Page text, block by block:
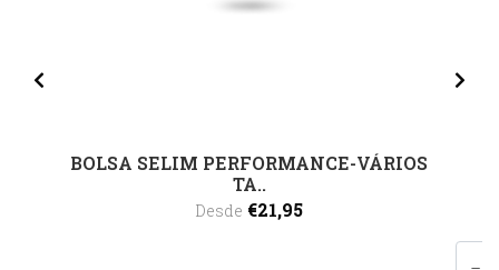
BOLSA SELIM PERFORMANCE-VÁRIOS
TA..
Desde €21,95